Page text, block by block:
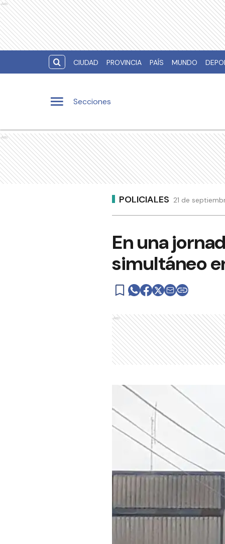
Ads
CIUDAD PROVINCIA PAÍS MUNDO
Secciones
Ads
POLICIALES 21 de
En una
simultáneo
Ads